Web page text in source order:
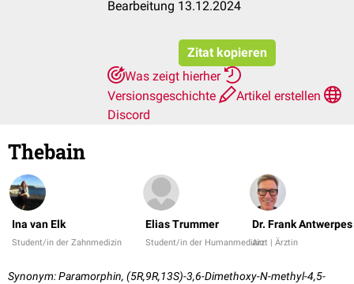
Bearbeitung 13.12.2024
Zitat kopieren
Was zeigt hierher
Versionsgeschichte
Artikel erstellen
Discord
Thebain
Ina van Elk
Student/in der Zahnmedizin
Elias Trummer
Student/in der Humanmedizin
Dr. Frank Antwerpes
Arzt | Ärztin
Synonym: Paramorphin, (5R,9R,13S)-3,6-Dimethoxy-N-methyl-4,5-